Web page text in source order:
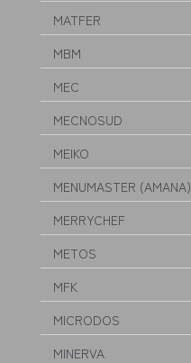
MATFER
MBM
MEC
MECNOSUD
MEIKO
MENUMASTER (AMANA)
MERRYCHEF
METOS
MFK
MICRODOS
MINERVA